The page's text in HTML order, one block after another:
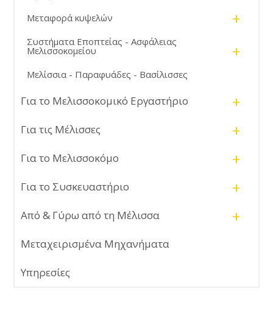
Μεταφορά κυψελών +
Συστήματα Εποπτείας - Ασφάλειας
Μελισσοκομείου +
Μελίσσια - Παραφυάδες - Βασίλισσες
Για το Μελισσοκομικό Εργαστήριο +
Για τις Μέλισσες +
Για το Μελισσοκόμο +
Για το Συσκευαστήριο +
Από & Γύρω από τη Μέλισσα +
Μεταχειρισμένα Μηχανήματα
Υπηρεσίες